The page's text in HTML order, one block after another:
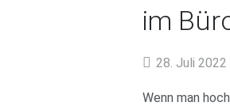
im
28. Juli 2022
Wenn man